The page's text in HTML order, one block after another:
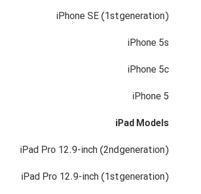
iPhone SE (1st generation)
iPhone 5s
iPhone 5c
iPhone 5
iPad Models
iPad Pro 12.9-inch (2nd generation)
iPad Pro 12.9-inch (1st generation)